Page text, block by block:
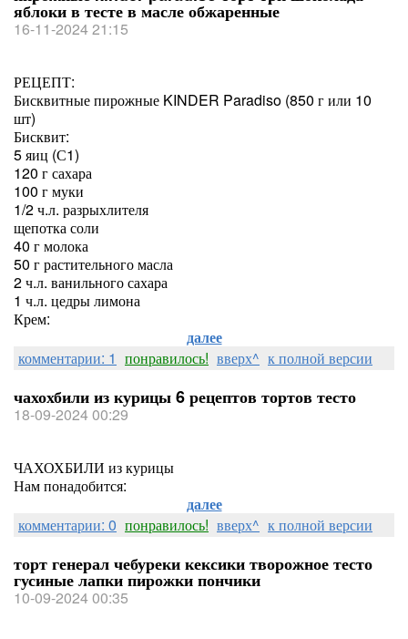
яблоки в тесте в масле обжаренные
16-11-2024 21:15
РЕЦЕПТ:
Бисквитные пирожные KINDER Paradiso (850 г или 10
шт)
Бисквит:
5 яиц (С1)
120 г сахара
100 г муки
1/2 ч.л. разрыхлителя
щепотка соли
40 г молока
50 г растительного масла
2 ч.л. ванильного сахара
1 ч.л. цедры лимона
Крем:
далее
комментарии: 1 понравилось! вверх^ к полной версии
чахохбили из курицы 6 рецептов тортов тесто
18-09-2024 00:29
ЧАХОХБИЛИ из курицы
Нам понадобится:
далее
комментарии: 0 понравилось! вверх^ к полной версии
торт генерал чебуреки кексики творожное тесто
гусиные лапки пирожки пончики
10-09-2024 00:35